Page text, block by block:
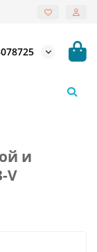
и
V